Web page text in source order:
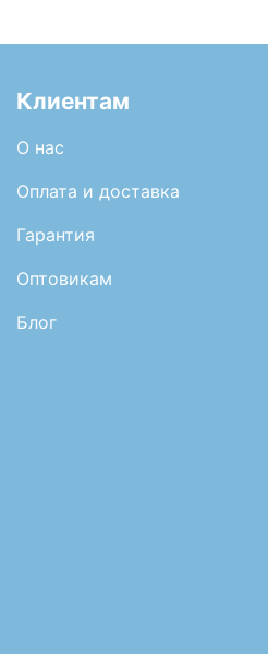
Клиентам
О нас
Оплата и доставка
Гарантия
Оптовикам
Блог